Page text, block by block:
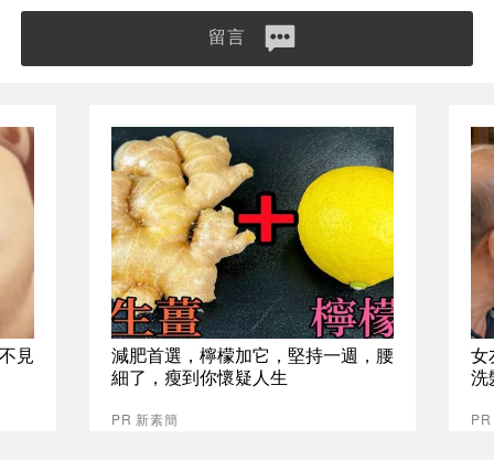
留言
見
減肥首選，檸檬加它，堅持一週，腰
細了，瘦到你懷疑人生
PR 新素簡
女
洗